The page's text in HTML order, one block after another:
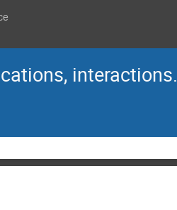
interactions.